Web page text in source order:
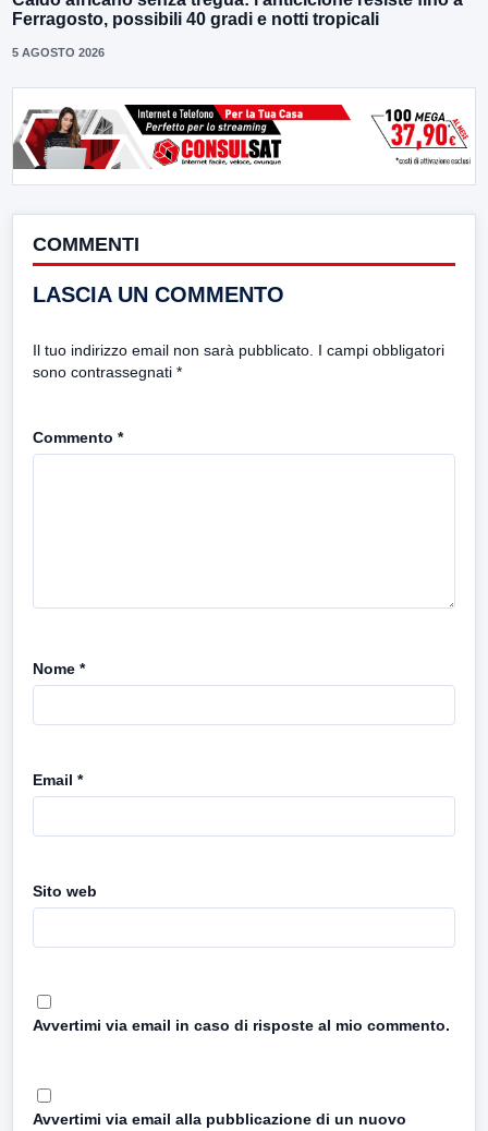
Ferragosto, possibili 40 gradi e notti tropicali
5 AGOSTO 2026
COMMENTI
LASCIA UN COMMENTO
Il tuo indirizzo email non sarà pubblicato. I campi obbligatori
sono contrassegnati *
Commento *
Nome *
Email *
Sito web
Avvertimi via email in caso di risposte al mio commento.
Avvertimi via email alla pubblicazione di un nuovo